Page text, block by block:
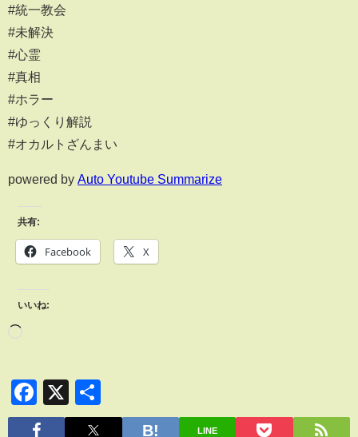
#統一教会
#未解決
#心霊
#真相
#ホラー
#ゆっくり解説
#オカルトざんまい
powered by Auto Youtube Summarize
共有:
Facebook X
いいね:
Facebook
X
有
LINE